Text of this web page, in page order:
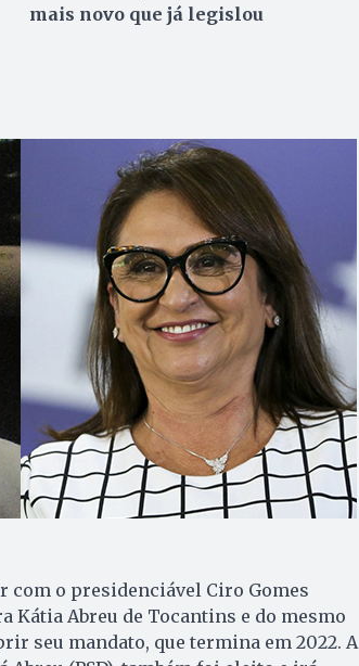
mais novo que já legislou
com o presidenciável Ciro Gomes
Kátia Abreu de Tocantins e do mesmo
seu mandato, que termina em 2022. A